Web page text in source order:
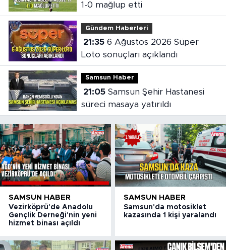
1-0 mağlup etti
Gündem Haberleri
21:356 Ağustos 2026 Süper
Loto sonuçları açıklandı
Samsun Haber
21:05Samsun Şehir Hastanesi
süreci masaya yatırıldı
SAMSUN HABER
Vezirköprü'de Anadolu
Gençlik Derneği'nin yeni
hizmet binası açıldı
SAMSUN HABER
Samsun'da motosiklet
kazasında 1 kişi yaralandı